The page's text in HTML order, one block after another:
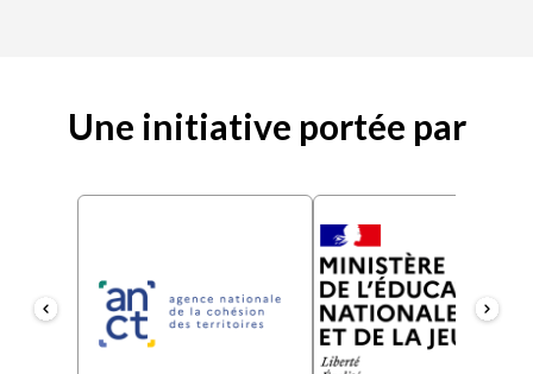
Une initiative portée par